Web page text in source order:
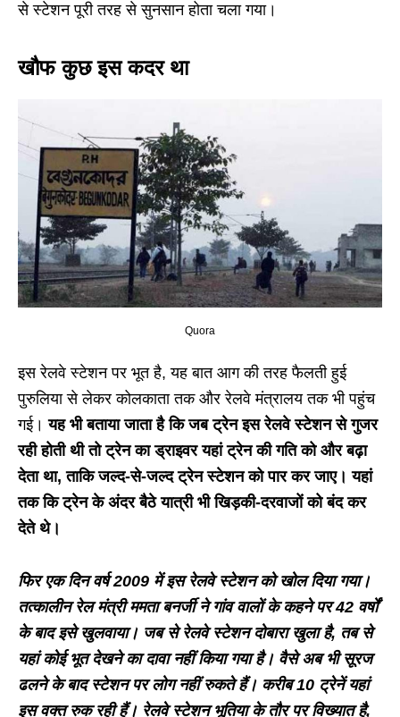
से स्टेशन पूरी तरह से सुनसान होता चला गया।
खौफ कुछ इस कदर था
Quora
इस रेलवे स्टेशन पर भूत है, यह बात आग की तरह फैलती हुई
पुरुलिया से लेकर कोलकाता तक और रेलवे मंत्रालय तक भी पहुंच
गई। यह भी बताया जाता है कि जब ट्रेन इस रेलवे स्टेशन से गुजर
रही होती थी तो ट्रेन का ड्राइवर यहां ट्रेन की गति को और बढ़ा
देता था, ताकि जल्द-से-जल्द ट्रेन स्टेशन को पार कर जाए। यहां
तक कि ट्रेन के अंदर बैठे यात्री भी खिड़की-दरवाजों को बंद कर
देते थे।
फिर एक दिन वर्ष 2009 में इस रेलवे स्टेशन को खोल दिया गया।
तत्कालीन रेल मंत्री ममता बनर्जी ने गांव वालों के कहने पर 42 वर्षों
के बाद इसे खुलवाया। जब से रेलवे स्टेशन दोबारा खुला है, तब से
यहां कोई भूत देखने का दावा नहीं किया गया है। वैसे अब भी सूरज
ढलने के बाद स्टेशन पर लोग नहीं रुकते हैं। करीब 10 ट्रेनें यहां
इस वक्त रुक रही हैं। रेलवे स्टेशन भूतिया के तौर पर विख्यात है,